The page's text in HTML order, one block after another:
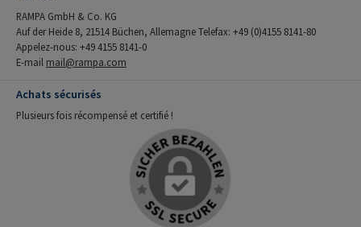
RAMPA GmbH & Co. KG
Auf der Heide 8, 21514 Büchen, Allemagne Telefax: +49 (0)4155 8141-80
Appelez-nous: +49 4155 8141-0
E-mail mail@rampa.com
Achats sécurisés
Plusieurs fois récompensé et certifié !